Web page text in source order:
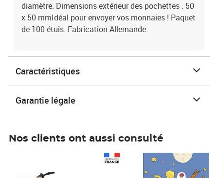
diamètre. Dimensions extérieur des pochettes : 50
x 50 mmIdéal pour envoyer vos monnaies ! Paquet
de 100 étuis. Fabrication Allemande.
Caractéristiques
Garantie légale
Nos clients ont aussi consulté
Prix 7,50€